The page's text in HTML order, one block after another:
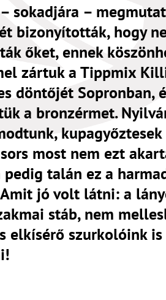
sokadjára –
bizonyították, hogy
őket, ennek
zártuk a Tippmix
döntőjét Sopronban,
a bronzérmet.
most nem ezt
talán ez a
jó volt látni: a
stáb, nem
elkísérő szurkolóink